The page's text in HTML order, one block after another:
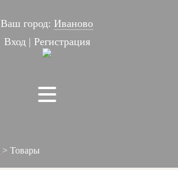
Ваш город: Иваново
Вход| Регистрация
> Товары